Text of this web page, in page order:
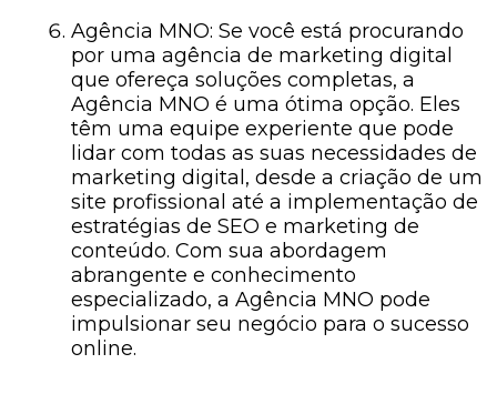
Agência MNO: Se você está procurando
por uma agência de marketing digital
que ofereça soluções completas, a
Agência MNO é uma ótima opção. Eles
têm uma equipe experiente que pode
lidar com todas as suas necessidades de
marketing digital, desde a criação de um
site profissional até a implementação de
estratégias de SEO e marketing de
conteúdo. Com sua abordagem
abrangente e conhecimento
especializado, a Agência MNO pode
impulsionar seu negócio para o sucesso
online.